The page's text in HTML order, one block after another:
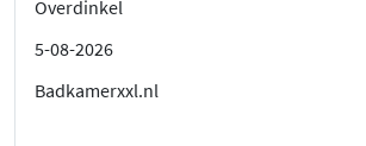
Overdinkel
5-08-2026
Badkamerxxl.nl